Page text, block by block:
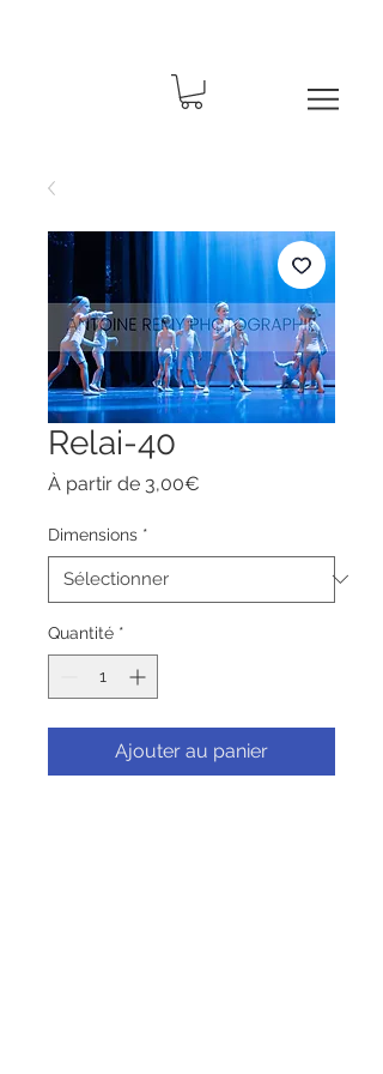
Relai-40
À partir de 3,00€
Dimensions *
Quantité *
Ajouter au panier